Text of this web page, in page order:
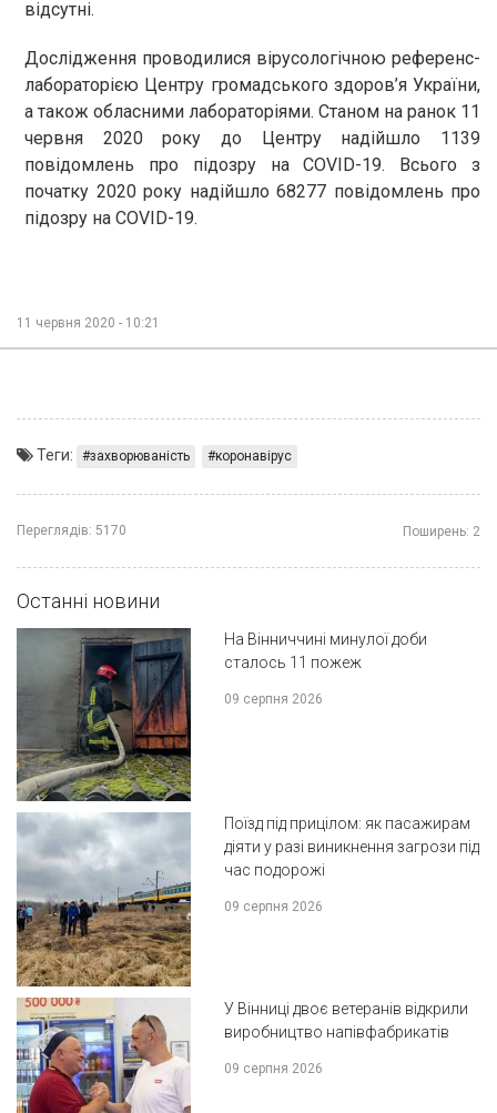
відсутні.
Дослідження проводилися вірусологічною референс-
лабораторією Центру громадського здоров’я України,
а також обласними лабораторіями. Станом на ранок 11
червня 2020 року до Центру надійшло 1139
повідомлень про підозру на COVID-19. Всього з
початку 2020 року надійшло 68277 повідомлень про
підозру на COVID-19.
11 червня 2020 - 10:21
Теги: захворюваність коронавірус
Переглядів: 5170 Поширень: 2
Останні новини
На Вінниччині минулої доби
сталось 11 пожеж
09 серпня 2026
Поїзд під прицілом: як пасажирам
діяти у разі виникнення загрози під
час подорожі
09 серпня 2026
У Вінниці двоє ветеранів відкрили
виробництво напівфабрикатів
09 серпня 2026